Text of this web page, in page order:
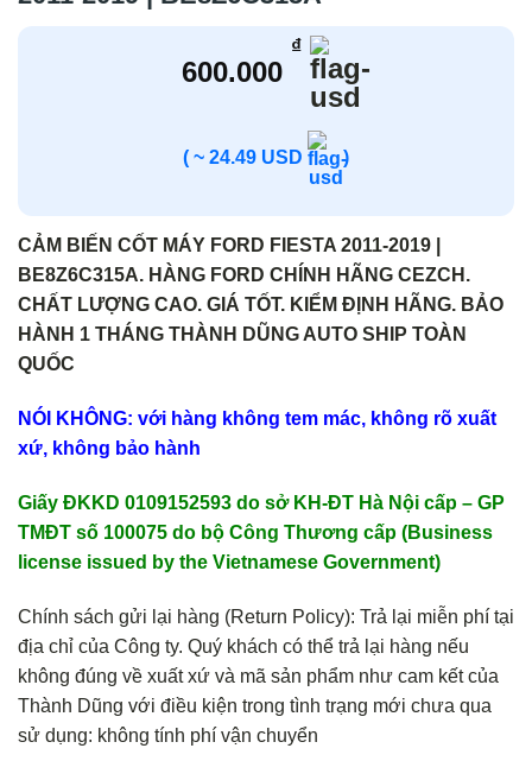
600.000
₫
( ~ 24.49 USD )
CẢM BIẾN CỐT MÁY FORD FIESTA 2011-2019 |
BE8Z6C315A. HÀNG FORD CHÍNH HÃNG CEZCH.
CHẤT LƯỢNG CAO. GIÁ TỐT. KIỂM ĐỊNH HÃNG. BẢO
HÀNH 1 THÁNG THÀNH DŨNG AUTO SHIP TOÀN
QUỐC
NÓI KHÔNG: với hàng không tem mác, không rõ xuất
xứ, không bảo hành
Giấy ĐKKD 0109152593 do sở KH-ĐT Hà Nội cấp – GP
TMĐT số 100075 do bộ Công Thương cấp (Business
license issued by the Vietnamese Government)
Chính sách gửi lại hàng (Return Policy): Trả lại miễn phí tại
địa chỉ của Công ty. Quý khách có thể trả lại hàng nếu
không đúng về xuất xứ và mã sản phẩm như cam kết của
Thành Dũng với điều kiện trong tình trạng mới chưa qua
sử dụng: không tính phí vận chuyển